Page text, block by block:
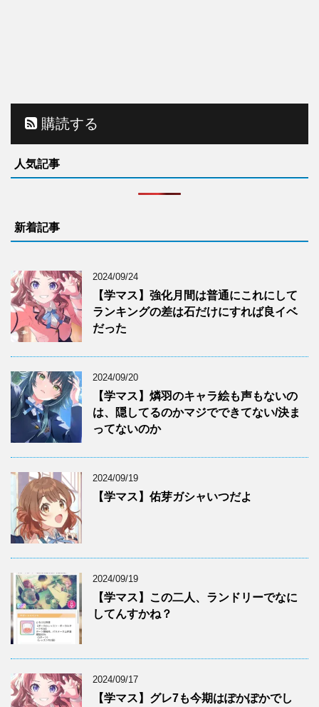
購読する
人気記事
新着記事
2024/09/24
【学マス】強化月間は普通にこれにして
ランキングの差は石だけにすれば良イベ
だった
2024/09/20
【学マス】燐羽のキャラ絵も声もないの
は、隠してるのかマジでできてない/決ま
ってないのか
2024/09/19
【学マス】佑芽ガシャいつだよ
2024/09/19
【学マス】この二人、ランドリーでなに
してんすかね？
2024/09/17
【学マス】グレ7も今期はぽかぽかでし